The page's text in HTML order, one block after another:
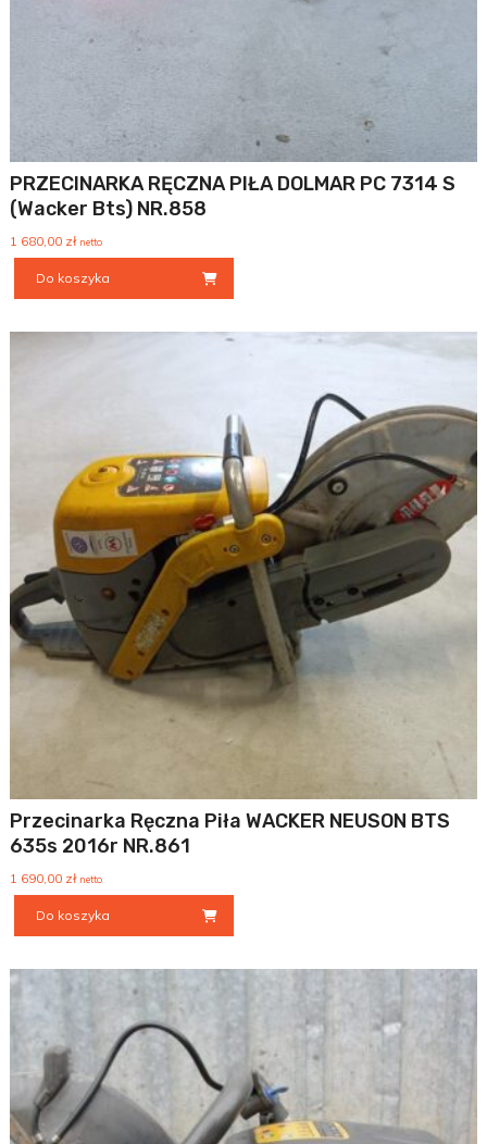
PRZECINARKA RĘCZNA PIŁA DOLMAR PC 7314 S
(wacker Bts) NR.858
1 680,00 zł netto
Do koszyka
Przecinarka Ręczna Piła WACKER NEUSON BTS
635s 2016r NR.861
1 690,00 zł netto
Do koszyka